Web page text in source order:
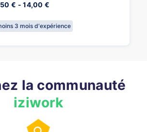
€ - 14,00 €
3 mois d'expérience
la communauté
iziwork